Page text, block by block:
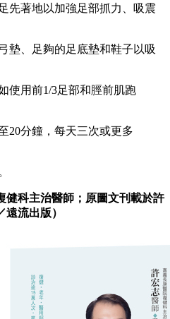
先著地以加強足部抓力、吸震
墊、足夠的足底墊和鞋子以吸
使用前1/3足部和脛前肌跑
20分鐘，每天三次或更多
健科主治醫師； 原圖文刊載於許
流出版）